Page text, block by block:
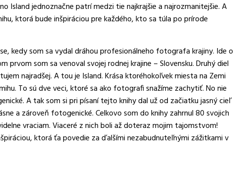
Island jednoznačne patrí medzi tie najkrajšie a najrozmanitejšie. A
ktorá bude inšpiráciou pre každého, kto sa túla po prírode
kedy som sa vydal dráhou profesionálneho fotografa krajiny. Ide o
prvom som sa venoval svojej rodnej krajine – Slovensku. Druhý diel
najradšej. A tou je Island. Krása ktoréhokoľvek miesta na Zemi
To sú dve veci, ktoré sa ako fotografi snažíme zachytiť. No nie
A tak som si pri písaní tejto knihy dal už od začiatku jasný cieľ
a zároveň fotogenické. Celkovo som do knihy zahrnul 80 svojich
vraciam. Viaceré z nich boli až doteraz mojim tajomstvom!
ktorá ťa povedie za ďalšími nezabudnuteľnými zážitkami v